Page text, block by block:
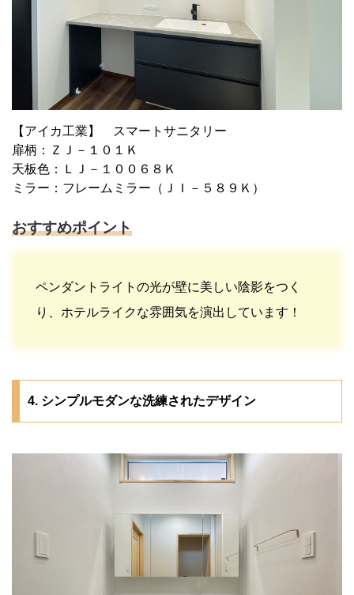
【アイカ工業】 スマートサニタリー
扉柄：ＺＪ－１０１Ｋ
天板色：ＬＪ－１００６８Ｋ
ミラー：フレームミラー（ＪＩ－５８９Ｋ）
おすすめポイント
ペンダントライトの光が壁に美しい陰影をつく
り、ホテルライクな雰囲気を演出しています！
4. シンプルモダンな洗練されたデザイン